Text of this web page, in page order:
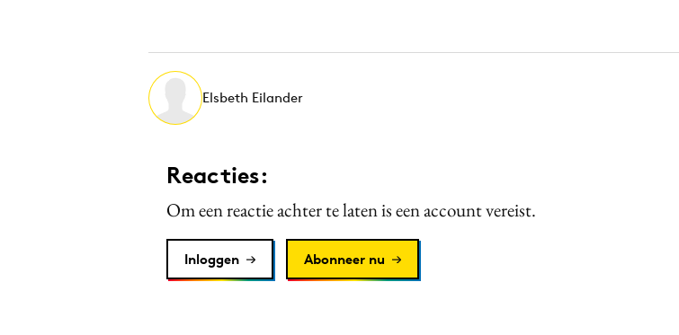
Elsbeth Eilander
Reacties:
Om een reactie achter te laten is een account vereist.
Inloggen Abonneer nu